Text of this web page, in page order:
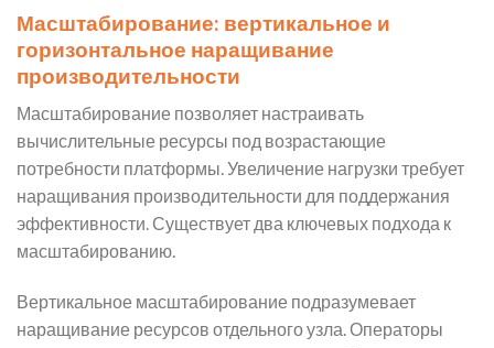
Масштабирование: вертикальное и
горизонтальное наращивание
производительности
Масштабирование позволяет настраивать
вычислительные ресурсы под возрастающие
потребности платформы. Увеличение нагрузки требует
наращивания производительности для поддержания
эффективности. Существует два ключевых подхода к
масштабированию.
Вертикальное масштабирование подразумевает
наращивание ресурсов отдельного узла. Операторы